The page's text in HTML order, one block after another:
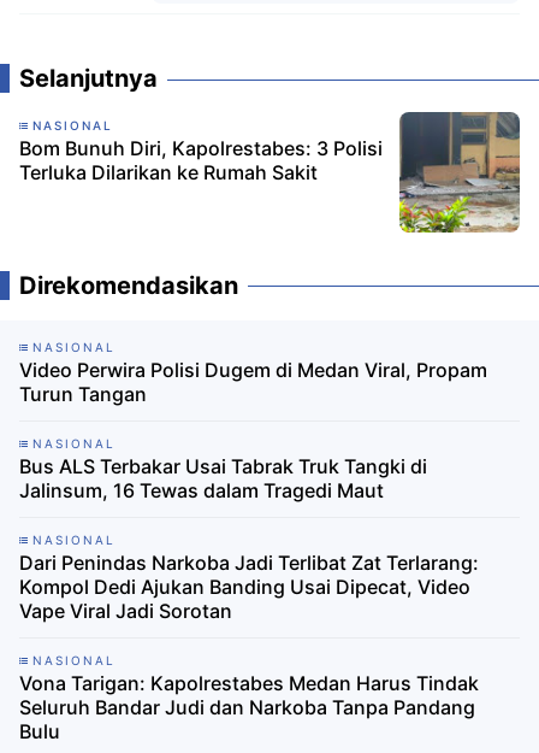
Selanjutnya
NASIONAL
Bom Bunuh Diri, Kapolrestabes: 3 Polisi
Terluka Dilarikan ke Rumah Sakit
Direkomendasikan
NASIONAL
Video Perwira Polisi Dugem di Medan Viral, Propam
Turun Tangan
NASIONAL
Bus ALS Terbakar Usai Tabrak Truk Tangki di
Jalinsum, 16 Tewas dalam Tragedi Maut
NASIONAL
Dari Penindas Narkoba Jadi Terlibat Zat Terlarang:
Kompol Dedi Ajukan Banding Usai Dipecat, Video
Vape Viral Jadi Sorotan
NASIONAL
Vona Tarigan: Kapolrestabes Medan Harus Tindak
Seluruh Bandar Judi dan Narkoba Tanpa Pandang
Bulu